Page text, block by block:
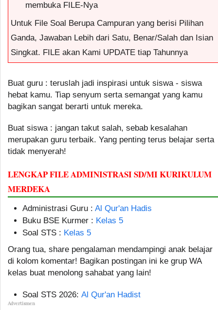
membuka FILE-Nya
Untuk File Soal Berupa Campuran yang berisi Pilihan
Ganda, Jawaban Lebih dari Satu, Benar/Salah dan Isian
Singkat. FILE akan Kami UPDATE tiap Tahunnya
Buat guru : teruslah jadi inspirasi untuk siswa - siswa
hebat kamu. Tiap senyum serta semangat yang kamu
bagikan sangat berarti untuk mereka.
Buat siswa : jangan takut salah, sebab kesalahan
merupakan guru terbaik. Yang penting terus belajar serta
tidak menyerah!
LENGKAP FILE ADMINISTRASI SD/MI KURIKULUM
MERDEKA
Administrasi Guru : Al Qur'an Hadis
Buku BSE Kurmer : Kelas 5
Soal STS : Kelas 5
Orang tua, share pengalaman mendampingi anak belajar
di kolom komentar! Bagikan postingan ini ke grup WA
kelas buat menolong sahabat yang lain!
Soal STS 2026: Al Qur'an Hadist
Advertismen